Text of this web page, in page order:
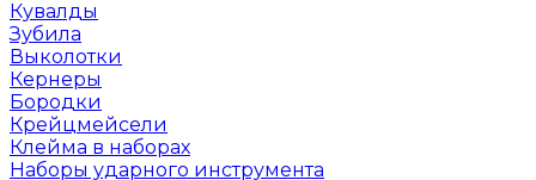
Кувалды
Зубила
Выколотки
Кернеры
Бородки
Крейцмейсели
Клейма в наборах
Наборы ударного инструмента